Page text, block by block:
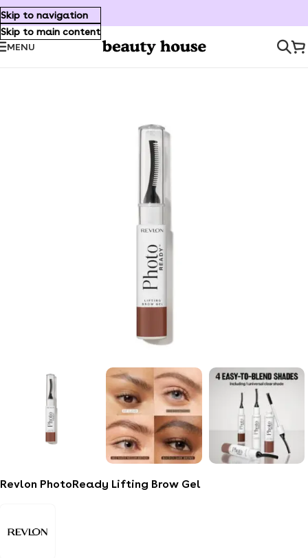
Skip to navigation
Skip to main content
MENU
Revlon PhotoReady Lifting Brow Gel